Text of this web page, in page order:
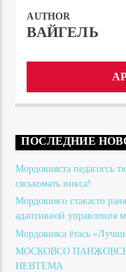
AUTHOR
ВАЙГЕЛЬ
ПОСЛЕДНИЕ
Мордовияста педагогсь
сяськомать инкса!
Мордовиясо стакасто
адаптивной управления
Мордовияса ётась
МОСКОВСО ПАНЖОВСЬ
НЕВТЕМА